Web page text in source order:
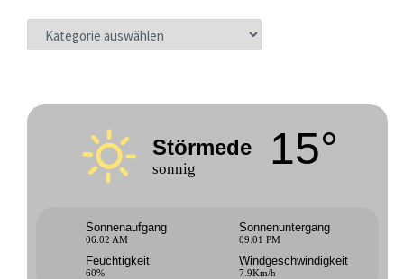
KATEGORIEN
Störmede
sonnig 15°
Sonnenaufgang
06:02 AM
Sonnenuntergang
09:01 PM
Feuchtigkeit
60%
Windgeschwindigkeit
7.9Km/h